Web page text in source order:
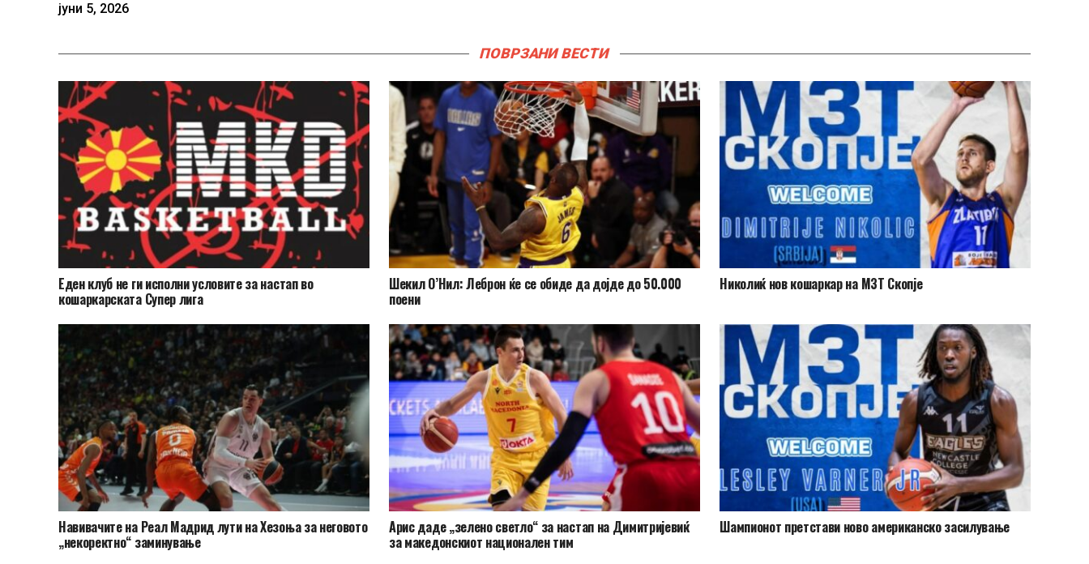
јуни 5, 2026
ПОВРЗАНИ ВЕСТИ
Еден клуб не ги исполни условите за настап во
кошаркарската Супер лига
Шекил О’Нил: Леброн ќе се обиде да дојде до 50.000
поени
Николиќ нов кошаркар на МЗТ Скопје
Навивачите на Реал Мадрид лути на Хезоња за неговото
„некоректно“ заминување
Арис даде „зелено светло“ за настап на Димитријевиќ
за македонскиот национален тим
Шампионот претстави ново американско засилување